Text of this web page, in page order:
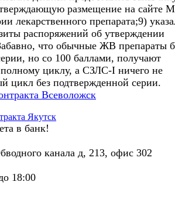
размещение на сайте
лекарственного препарата;9)
распоряжений об утверждении
что обычные ЖВ препараты
но со 100 баллами, получают
циклу, а СЗЛС-I ничего не
цикл без подтвержденной серии.
Всеволожск
Якутск
в банк!
канала д, 213, офис 302
18:00